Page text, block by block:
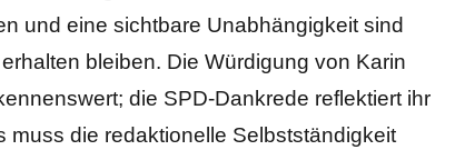
und eine sichtbare Unabhängigkeit sind
bleiben. Die Würdigung von Karin
die SPD-Dankrede reflektiert ihr
die redaktionelle Selbstständigkeit